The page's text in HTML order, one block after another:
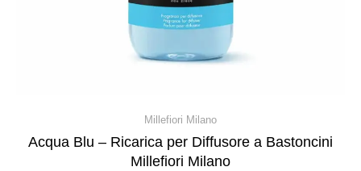
Millefiori Milano
Acqua Blu – Ricarica per Diffusore a Bastoncini
Millefiori Milano